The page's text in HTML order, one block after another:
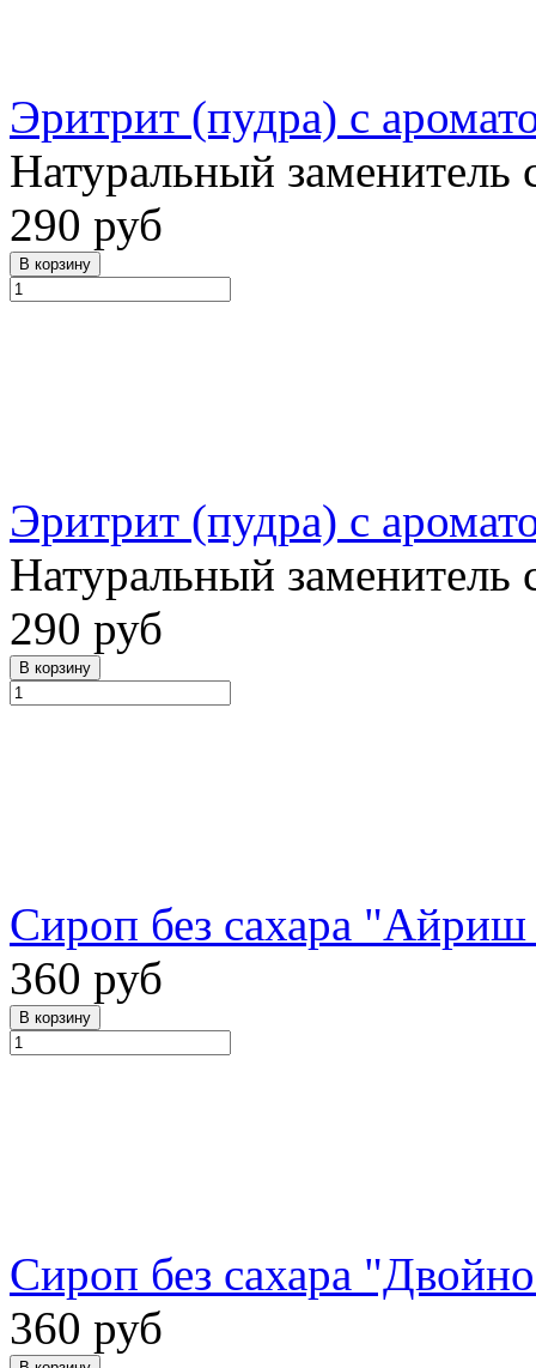
Эритрит (пудра) с
Натуральный заменитель
290 руб
Эритрит (пудра) с
Натуральный заменитель
290 руб
Сироп без сахара
360 руб
Сироп без сахара
360 руб